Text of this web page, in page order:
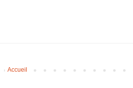
Accueil